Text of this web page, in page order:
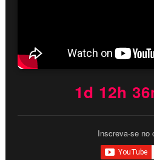
1d 12h
Inscreva-se no